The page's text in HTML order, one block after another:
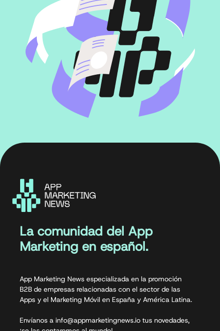
La comunidad del App
Marketing en español.
App Marketing News especializada en la promoción
B2B de empresas relacionadas con el sector de las
Apps y el Marketing Móvil en España y América Latina.
Envíanos a info@appmarketingnews.io tus novedades,